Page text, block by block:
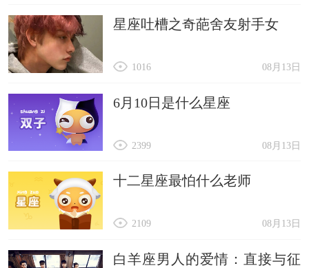
星座吐槽之奇葩舍友射手女
08月13日
1016
6月10日是什么星座
08月13日
2399
十二星座最怕什么老师
08月13日
2109
白羊座男人的爱情：直接与征